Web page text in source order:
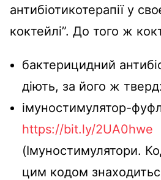
антибіотикотерапії у
коктейлі”. До того ж
бактерицидний
діють, за його ж
імуностимулятор-
https://bit.ly/2UA0hwe
(Імуностимулятори.
цим кодом